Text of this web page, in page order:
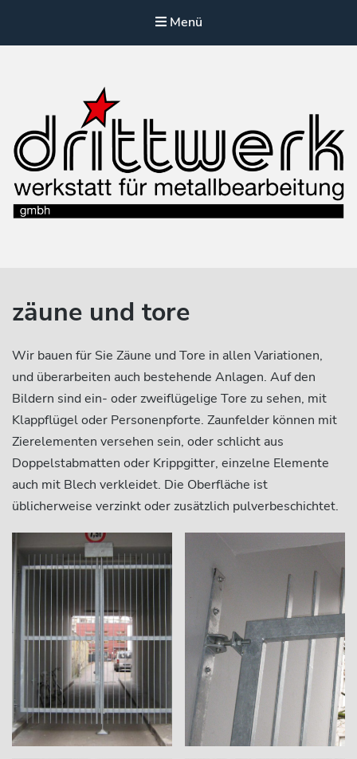
Menü
zäune und tore
Wir bauen für Sie Zäune und Tore in allen Variationen,
und überarbeiten auch bestehende Anlagen. Auf den
Bildern sind ein- oder zweiflügelige Tore zu sehen, mit
Klappflügel oder Personenpforte. Zaunfelder können mit
Zierelementen versehen sein, oder schlicht aus
Doppelstabmatten oder Krippgitter, einzelne Elemente
auch mit Blech verkleidet. Die Oberfläche ist
üblicherweise verzinkt oder zusätzlich pulverbeschichtet.